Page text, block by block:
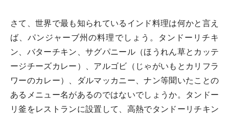
さて、世界で最も知られているインド料理は何かと言え
ば、パンジャーブ州の料理でしょう。タンドーリチキ
ン、バターチキン、サグパニール（ほうれん草とカッテ
ージチーズカレー）、アルゴビ（じゃがいもとカリフラ
ワーのカレー）、ダルマッカニー、ナン等聞いたことの
あるメニュー名があるのではないでしょうか。タンドー
リ釜をレストランに設置して、高熱でタンドーリチキン